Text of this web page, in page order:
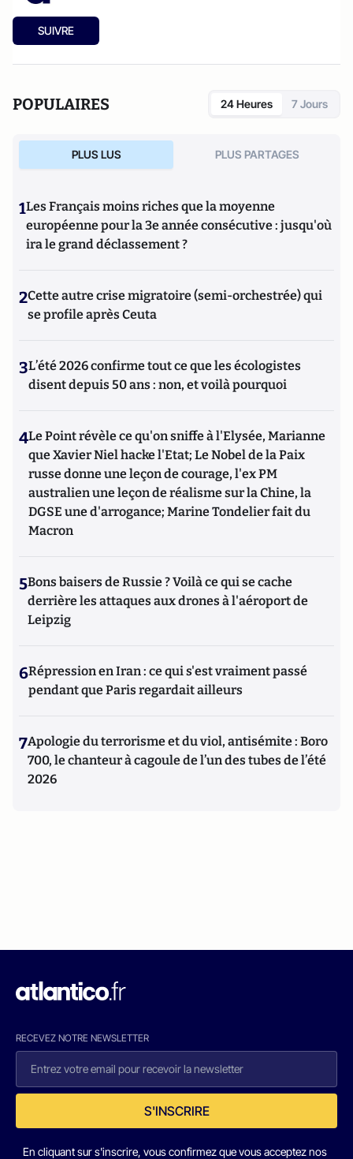
SUIVRE
POPULAIRES 24 Heures 7 Jours
PLUS LUS PLUS PARTAGES
1Les Français moins riches que la moyenne
européenne pour la 3e année consécutive : jusqu'où
ira le grand déclassement ?
2Cette autre crise migratoire (semi-orchestrée) qui
se profile après Ceuta
3L’été 2026 confirme tout ce que les écologistes
disent depuis 50 ans : non, et voilà pourquoi
4Le Point révèle ce qu'on sniffe à l'Elysée, Marianne
que Xavier Niel hacke l'Etat; Le Nobel de la Paix
russe donne une leçon de courage, l'ex PM
australien une leçon de réalisme sur la Chine, la
DGSE une d'arrogance; Marine Tondelier fait du
Macron
5Bons baisers de Russie ? Voilà ce qui se cache
derrière les attaques aux drones à l'aéroport de
Leipzig
6Répression en Iran : ce qui s'est vraiment passé
pendant que Paris regardait ailleurs
7Apologie du terrorisme et du viol, antisémite : Boro
700, le chanteur à cagoule de l’un des tubes de l’été
2026
RECEVEZ NOTRE NEWSLETTER
S'INSCRIRE
En cliquant sur s'inscrire, vous confirmez que vous acceptez nos